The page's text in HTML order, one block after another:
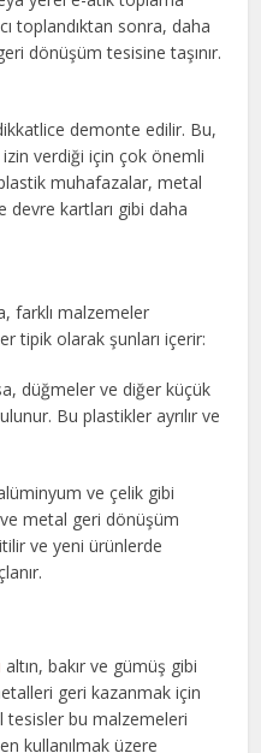
toplandıktan sonra, daha
dönüşüm tesisine taşınır.
demonte edilir. Bu,
izin verdiği için çok önemli
plastik muhafazalar, metal
devre kartları gibi daha
farklı malzemeler
tipik olarak şunları içerir:
düğmeler ve diğer küçük
Bu plastikler ayrılır ve
ve çelik gibi
ve metal geri dönüşüm
ve yeni ürünlerde
altın, bakır ve gümüş gibi
geri kazanmak için
tesisler bu malzemeleri
kullanılmak üzere